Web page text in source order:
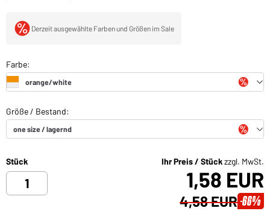
Derzeit ausgewählte Farben und Größen im Sale
Stück Ihr Preis / Stückzzgl. MwSt.
1,58 EUR
4,58 EUR -66%